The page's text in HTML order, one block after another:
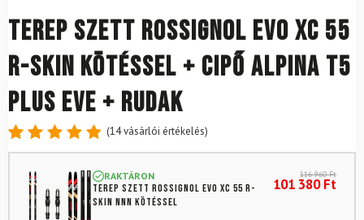
Terep szett ROSSIGNOL Evo XC 55
R-Skin kötéssel + cipő ALPINA T5
Plus Eve + rudak
Értékelés
5-ből,
14
értékelés
alapján
(14vásárlói értékelés)
RAKTÁRON
Terep szett ROSSIGNOL Evo XC 55 R-
Skin NNN kötéssel
116 960Ft
101 380Ft